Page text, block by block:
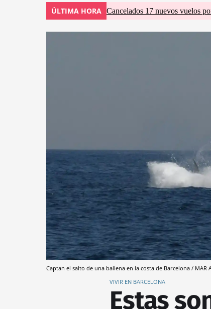
ÚLTIMA HORA Cancelados 17 nuevos vuelos
Captan el salto de una ballena en la costa de Barcelona / MAR
VIVIR EN BARCELONA
Estas